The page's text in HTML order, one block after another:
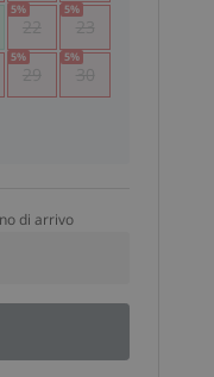
22
5%
23
5%
29
5%
30
5%
di arrivo